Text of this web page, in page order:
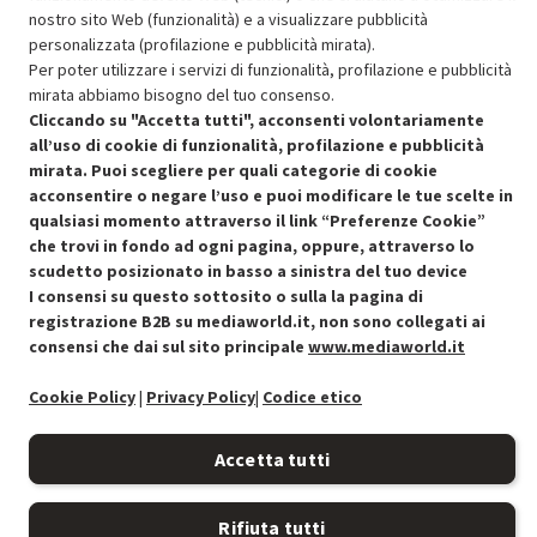
SCONTO RICONDIZIONATI
Approfitta dello sconto del 15% sul prodotto ricondizionato.
Condizioni generali di vendita
Cookie Policy
Preferenze cookie
Accessibilità
Recedere dal contratto qui
nostro sito Web (funzionalità) e a visualizzare pubblicità
personalizzata (profilazione e pubblicità mirata).
Per poter utilizzare i servizi di funzionalità, profilazione e pubblicità
mirata abbiamo bisogno del tuo consenso.
Cliccando su "Accetta tutti", acconsenti volontariamente
all’uso di cookie di funzionalità, profilazione e pubblicità
mirata. Puoi scegliere per quali categorie di cookie
acconsentire o negare l’uso e puoi modificare le tue scelte in
qualsiasi momento attraverso il link “Preferenze Cookie”
che trovi in fondo ad ogni pagina, oppure, attraverso lo
scudetto posizionato in basso a sinistra del tuo device
I consensi su questo sottosito o sulla la pagina di
registrazione B2B su mediaworld.it, non sono collegati ai
consensi che dai sul sito principale www.mediaworld.it
Cookie Policy| Privacy Policy| Codice etico
Accetta tutti
Rifiuta tutti